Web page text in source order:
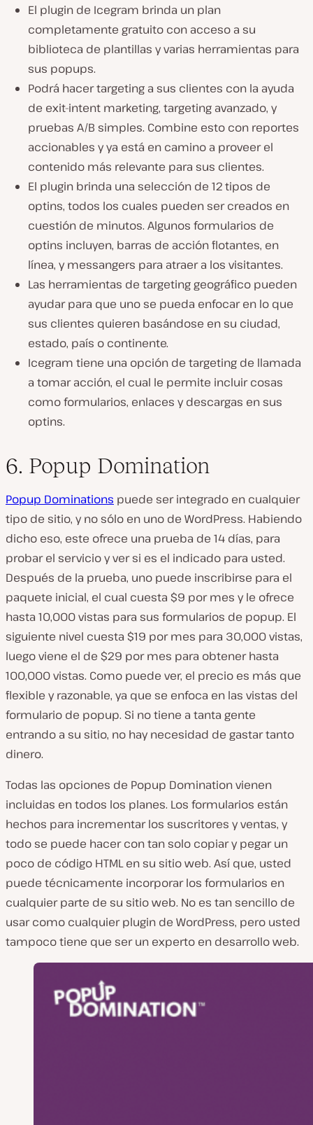
El plugin de Icegram brinda un plan
completamente gratuito con acceso a su
biblioteca de plantillas y varias herramientas para
sus popups.
Podrá hacer targeting a sus clientes con la ayuda
de exit-intent marketing, targeting avanzado, y
pruebas A/B simples. Combine esto con reportes
accionables y ya está en camino a proveer el
contenido más relevante para sus clientes.
El plugin brinda una selección de 12 tipos de
optins, todos los cuales pueden ser creados en
cuestión de minutos. Algunos formularios de
optins incluyen, barras de acción flotantes, en
línea, y messangers para atraer a los visitantes.
Las herramientas de targeting geográfico pueden
ayudar para que uno se pueda enfocar en lo que
sus clientes quieren basándose en su ciudad,
estado, país o continente.
Icegram tiene una opción de targeting de llamada
a tomar acción, el cual le permite incluir cosas
como formularios, enlaces y descargas en sus
optins.
6. Popup Domination
Popup Dominations puede ser integrado en cualquier
tipo de sitio, y no sólo en uno de WordPress. Habiendo
dicho eso, este ofrece una prueba de 14 días, para
probar el servicio y ver si es el indicado para usted.
Después de la prueba, uno puede inscribirse para el
paquete inicial, el cual cuesta $9 por mes y le ofrece
hasta 10,000 vistas para sus formularios de popup. El
siguiente nivel cuesta $19 por mes para 30,000 vistas,
luego viene el de $29 por mes para obtener hasta
100,000 vistas. Como puede ver, el precio es más que
flexible y razonable, ya que se enfoca en las vistas del
formulario de popup. Si no tiene a tanta gente
entrando a su sitio, no hay necesidad de gastar tanto
dinero.
Todas las opciones de Popup Domination vienen
incluidas en todos los planes. Los formularios están
hechos para incrementar los suscritores y ventas, y
todo se puede hacer con tan solo copiar y pegar un
poco de código HTML en su sitio web. Así que, usted
puede técnicamente incorporar los formularios en
cualquier parte de su sitio web. No es tan sencillo de
usar como cualquier plugin de WordPress, pero usted
tampoco tiene que ser un experto en desarrollo web.